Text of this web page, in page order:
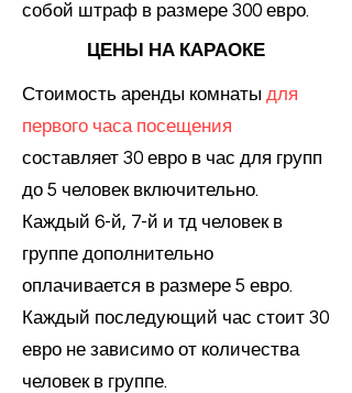
собой штраф в размере 300 евро.
ЦЕНЫ НА КАРАОКЕ
Стоимость аренды комнаты для
первого часа посещения
составляет 30 евро в час для групп
до 5 человек включительно.
Каждый 6-й, 7-й и тд человек в
группе дополнительно
оплачивается в размере 5 евро.
Каждый последующий час стоит 30
евро не зависимо от количества
человек в группе.